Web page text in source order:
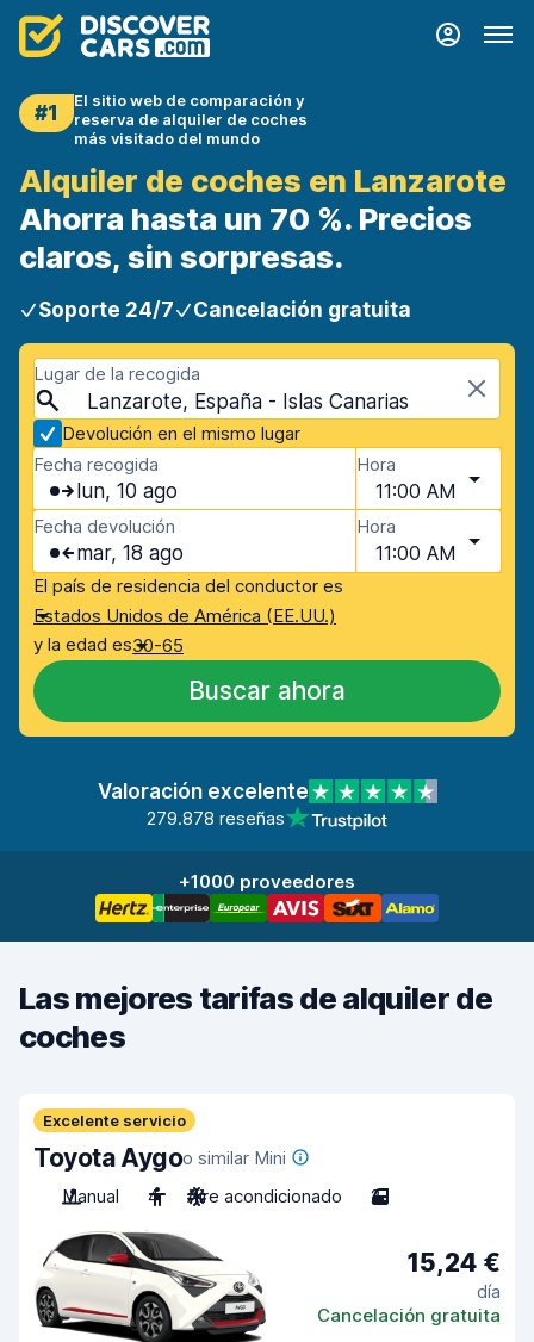
#1
El sitio web de comparación y
reserva de alquiler de coches
más visitado del mundo
Alquiler de coches en Lanzarote
Ahorra hasta un 70 %. Precios
claros, sin sorpresas.
Soporte 24/7 Cancelación gratuita
Lugar de la recogida
Lanzarote, España - Islas Canarias
Devolución en el mismo lugar
Fecha recogida
lun, 10 ago
Hora
11:00 AM
Fecha devolución
mar, 18 ago
Hora
11:00 AM
El país de residencia del conductor es
Estados Unidos de América (EE.UU.)
y la edad es30-65
Buscar ahora
Valoración excelente
279.878 reseñas
+1000 proveedores
Las mejores tarifas de alquiler de
coches
Excelente servicio
Toyota Aygoo similar Mini
Manual
4 Aire acondicionado 2
15,24 €
día
Cancelación gratuita